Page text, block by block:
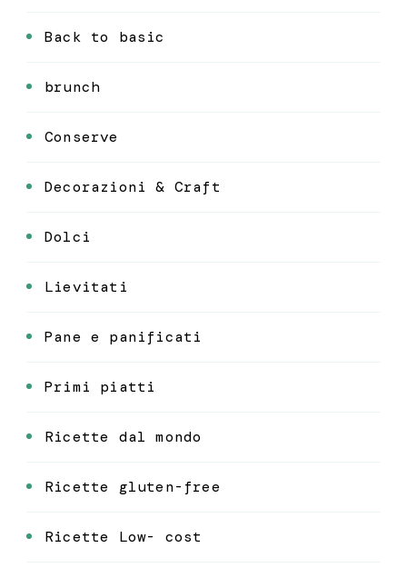
Back to basic
brunch
Conserve
Decorazioni & Craft
Dolci
Lievitati
Pane e panificati
Primi piatti
Ricette dal mondo
Ricette gluten-free
Ricette Low- cost